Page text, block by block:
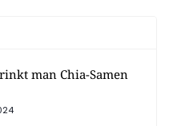
man Chia-Samen